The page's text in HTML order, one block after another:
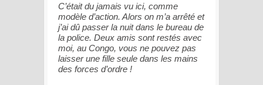
C’était du jamais vu ici, comme
modèle d’action. Alors on m’a arrêté et
j’ai dû passer la nuit dans le bureau de
la police. Deux amis sont restés avec
moi, au Congo, vous ne pouvez pas
laisser une fille seule dans les mains
des forces d’ordre !